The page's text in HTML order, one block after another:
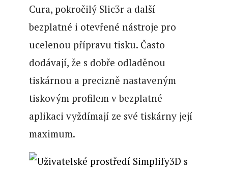
Cura, pokročilý Slic3r a další
bezplatné i otevřené nástroje pro
ucelenou přípravu tisku. Často
dodávají, že s dobře odladěnou
tiskárnou a precizně nastaveným
tiskovým profilem v bezplatné
aplikaci vyždímají ze své tiskárny její
maximum.